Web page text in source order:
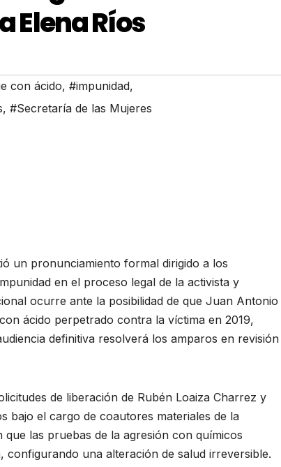
Elena Ríos
con ácido, #impunidad,
, #Secretaría de las Mujeres
un pronunciamiento formal dirigido a los
en el proceso legal de la activista y
ocurre ante la posibilidad de que Juan Antonio
ácido perpetrado contra la víctima en 2019,
definitiva resolverá los amparos en revisión
de liberación de Rubén Loaiza Charrez y
bajo el cargo de coautores materiales de la
las pruebas de la agresión con químicos
configurando una alteración de salud irreversible.